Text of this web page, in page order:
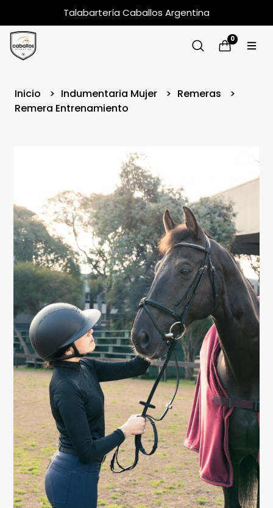
Talabartería Caballos Argentina
0
Inicio Indumentaria Mujer
Remeras
Remera Entrenamiento